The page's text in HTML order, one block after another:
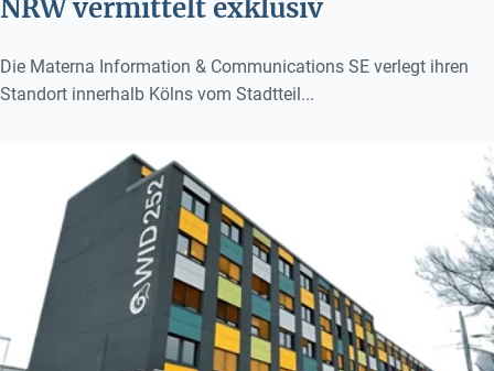
NRW vermittelt exklusiv
Die Materna Information & Communications SE verlegt ihren
Standort innerhalb Kölns vom Stadtteil...